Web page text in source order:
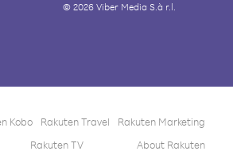
© 2026Viber Media S.à r.l.
Kobo Rakuten Travel
Rakuten Marketing
Rakuten TV About Rakuten